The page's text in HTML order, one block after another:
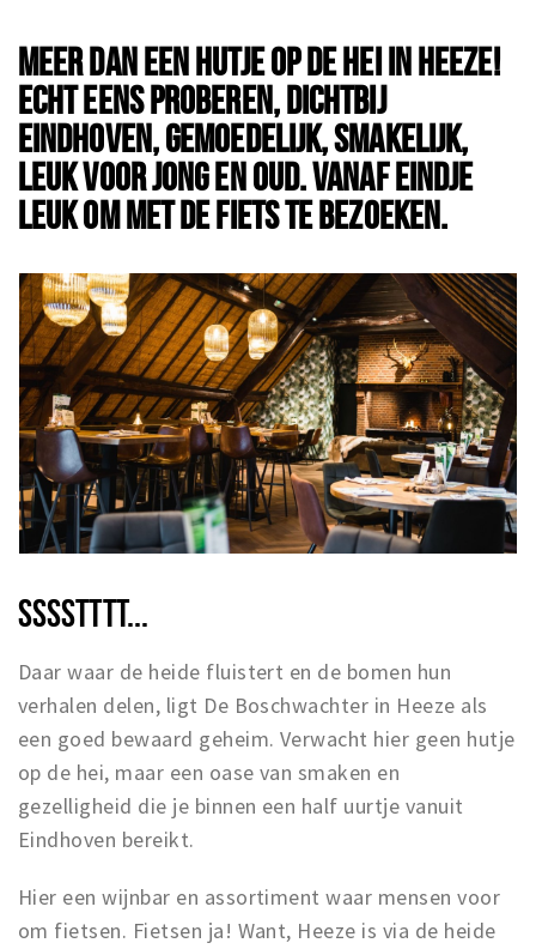
Werken
Aanbiedingen
Ook reclame maken?
Over Eindhovens Rondje
Inloggen
MEER DAN EEN HUTJE OP DE HEI IN HEEZE!
ECHT EENS PROBEREN, DICHTBIJ
EINDHOVEN, GEMOEDELIJK, SMAKELIJK,
LEUK VOOR JONG EN OUD. VANAF EINDJE
LEUK OM MET DE FIETS TE BEZOEKEN.
SSSSTTTT...
Daar waar de heide fluistert en de bomen hun
verhalen delen, ligt De Boschwachter in Heeze als
een goed bewaard geheim. Verwacht hier geen hutje
op de hei, maar een oase van smaken en
gezelligheid die je binnen een half uurtje vanuit
Eindhoven bereikt.
Hier een wijnbar en assortiment waar mensen voor
om fietsen. Fietsen ja! Want, Heeze is via de heide